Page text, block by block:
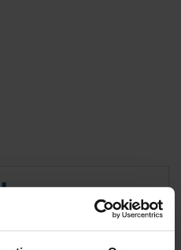
CE-märker din nya port.